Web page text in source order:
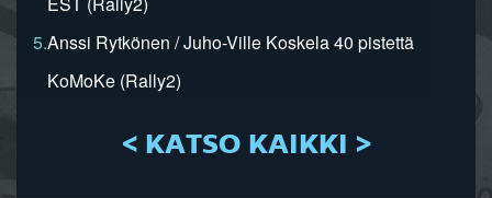
5.Anssi Rytkönen / Juho-Ville Koskela 40 pistettä
KoMoKe (Rally2)
< KATSO KAIKKI >